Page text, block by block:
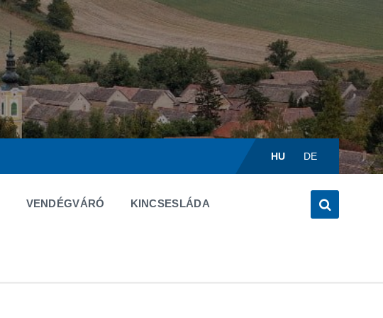
Válasszon
nyelvet:
HU DE
VENDÉGVÁRÓ KINCSESLÁDA